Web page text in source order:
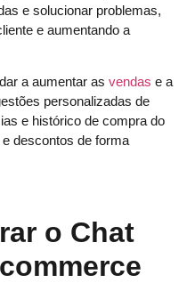
e solucionar problemas,
e aumentando a
a aumentar as vendas e a
personalizadas de
e histórico de compra do
descontos de forma
o Chat